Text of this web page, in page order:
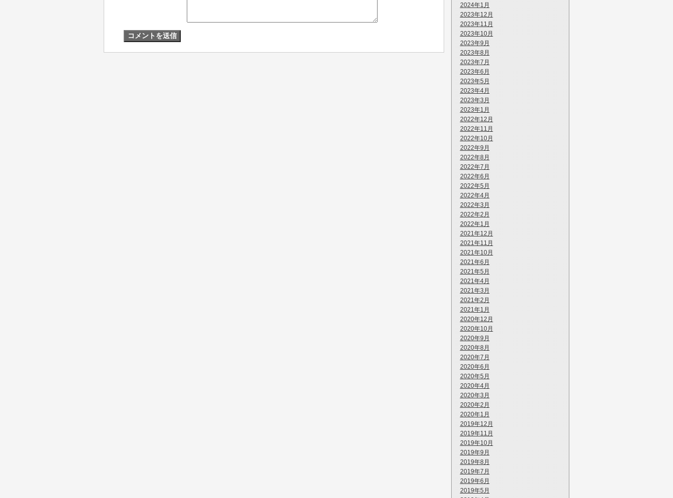
2024年1月
2023年12月
2023年11月
2023年10月
2023年9月
2023年8月
2023年7月
2023年6月
2023年5月
2023年4月
2023年3月
2023年1月
2022年12月
2022年11月
2022年10月
2022年9月
2022年8月
2022年7月
2022年6月
2022年5月
2022年4月
2022年3月
2022年2月
2022年1月
2021年12月
2021年11月
2021年10月
2021年6月
2021年5月
2021年4月
2021年3月
2021年2月
2021年1月
2020年12月
2020年10月
2020年9月
2020年8月
2020年7月
2020年6月
2020年5月
2020年4月
2020年3月
2020年2月
2020年1月
2019年12月
2019年11月
2019年10月
2019年9月
2019年8月
2019年7月
2019年6月
2019年5月